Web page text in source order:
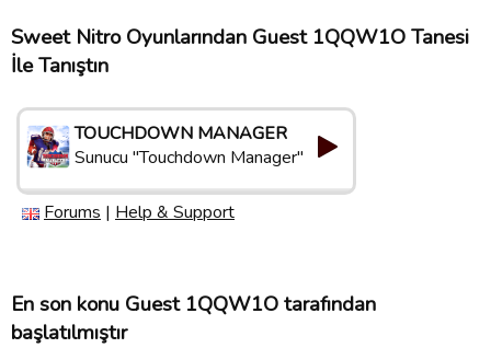
Sweet Nitro Oyunlarından Guest 1QQW1O Tanesi
İle Tanıştın
TOUCHDOWN MANAGER
Sunucu "Touchdown Manager"
Forums | Help & Support
En son konu Guest 1QQW1O tarafından
başlatılmıştır